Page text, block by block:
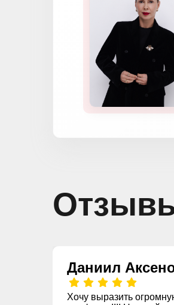
Даниил
Хочу выразить